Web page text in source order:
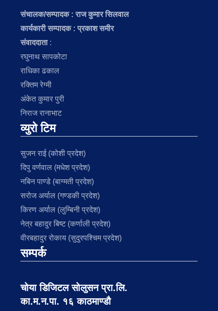
संचालक/सम्पादक :राज कुमार सिलवाल
कार्यकारी सम्पादक : प्रकाश समीर
संवाददाता:
रघुनाथ सापकोटा
राधिका ढकाल
रक्तिम रेग्मी
अंकेत कुमार पुरी
निराज रानाभाट
व्युरो टिम
सुजन राई (कोशी प्रदेश)
दिपु वर्णवाल (मधेश प्रदेश)
नबिन पाण्डे (बाग्मती प्रदेश)
सरोज अर्याल (गण्डकी प्रदेश)
किरण अर्याल (लुम्बिनी प्रदेश)
नेत्र बहादुर बिष्ट (कर्णाली प्रदेश)
वीरबहादुर रोकाय (सुदुरपश्चिम प्रदेश)
सम्पर्क
चोया डिजिटल सोलुसन प्रा.लि.
का.म.न.पा. १६ काठमाण्डौ